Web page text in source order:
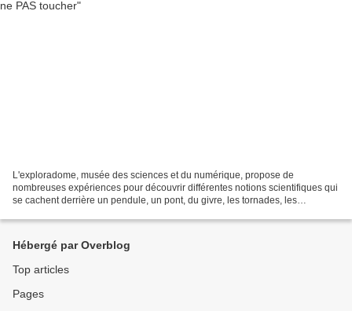
L'exploradome, musée des sciences et du numérique, propose de
nombreuses expériences pour découvrir différentes notions scientifiques qui
se cachent derrière un pendule, un pont, du givre, les tornades, les
Hébergé par Overblog
Top articles
Pages